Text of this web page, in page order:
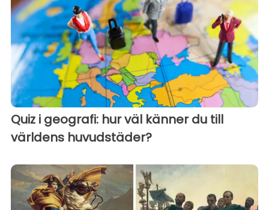
Quiz i geografi: hur väl känner du till
världens huvudstäder?